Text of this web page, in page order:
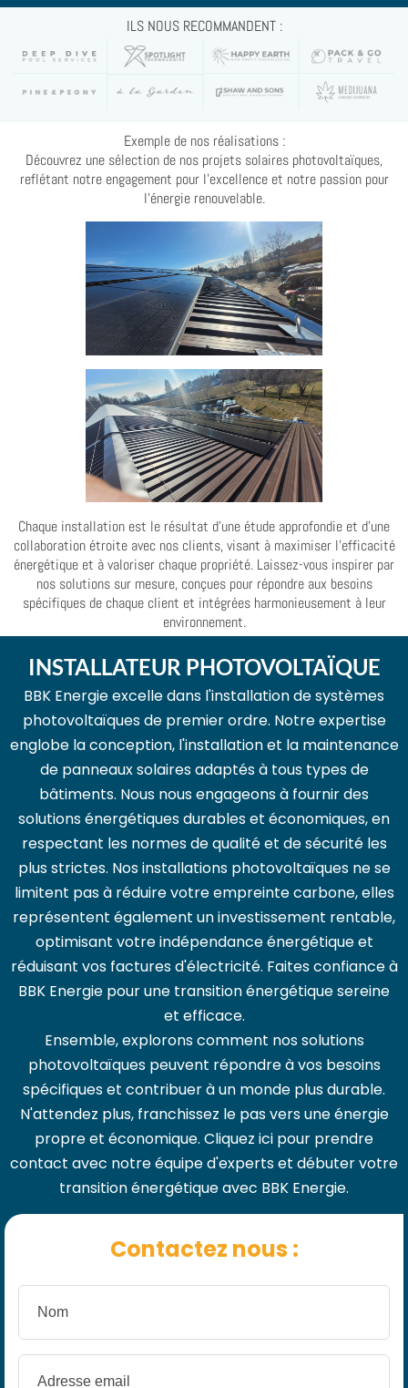
ILS NOUS RECOMMANDENT :
Exemple de nos réalisations :
Découvrez une sélection de nos projets solaires photovoltaïques,
reflétant notre engagement pour l'excellence et notre passion pour
l'énergie renouvelable.
Chaque installation est le résultat d'une étude approfondie et d'une
collaboration étroite avec nos clients, visant à maximiser l'efficacité
énergétique et à valoriser chaque propriété. Laissez-vous inspirer par
nos solutions sur mesure, conçues pour répondre aux besoins
spécifiques de chaque client et intégrées harmonieusement à leur
environnement.
INSTALLATEUR PHOTOVOLTAÏQUE
BBK Energie excelle dans l'installation de systèmes
photovoltaïques de premier ordre. Notre expertise
englobe la conception, l'installation et la maintenance
de panneaux solaires adaptés à tous types de
bâtiments. Nous nous engageons à fournir des
solutions énergétiques durables et économiques, en
respectant les normes de qualité et de sécurité les
plus strictes. Nos installations photovoltaïques ne se
limitent pas à réduire votre empreinte carbone, elles
représentent également un investissement rentable,
optimisant votre indépendance énergétique et
réduisant vos factures d'électricité. Faites confiance à
BBK Energie pour une transition énergétique sereine
et efficace.
Ensemble, explorons comment nos solutions
photovoltaïques peuvent répondre à vos besoins
spécifiques et contribuer à un monde plus durable.
N'attendez plus, franchissez le pas vers une énergie
propre et économique. Cliquez ici pour prendre
contact avec notre équipe d'experts et débuter votre
transition énergétique avec BBK Energie.
Contactez nous :